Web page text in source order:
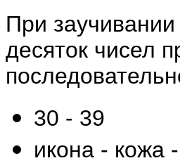
При
десяток чисел
30 - 39
икона - кожа